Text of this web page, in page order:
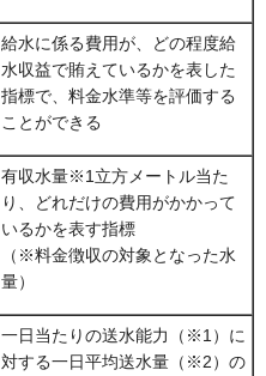
給水に係る費用が、どの程度給
水収益で賄えているかを表した
指標で、料金水準等を評価する
ことができる
有収水量※1立方メートル当た
り、どれだけの費用がかかって
いるかを表す指標
（※料金徴収の対象となった水
量）
一日当たりの送水能力（※1）に
対する一日平均送水量（※2）の